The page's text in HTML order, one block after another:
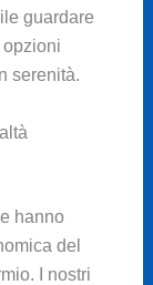
guardare
serenità.
hanno
del
I nostri